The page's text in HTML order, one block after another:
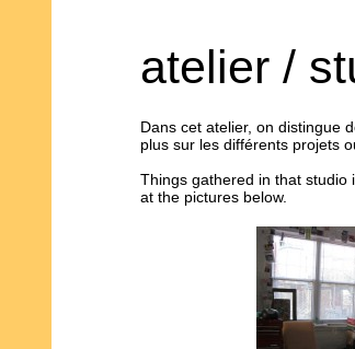
atelier /
Dans cet atelier, on distingue
plus sur les différents projets
Things gathered in that studio
at the pictures below.